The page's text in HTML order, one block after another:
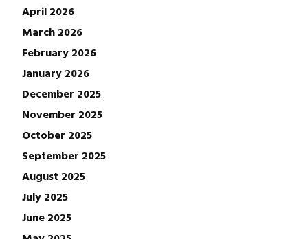
April 2026
March 2026
February 2026
January 2026
December 2025
November 2025
October 2025
September 2025
August 2025
July 2025
June 2025